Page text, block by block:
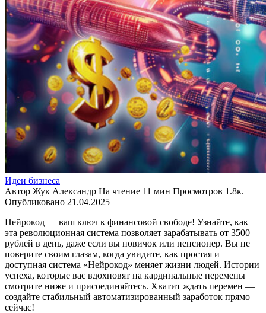
Идеи бизнеса
Автор Жук Александр На чтение 11 мин Просмотров 1.8к.
Опубликовано 21.04.2025
Нейрокод — ваш ключ к финансовой свободе! Узнайте, как
эта революционная система позволяет зарабатывать от 3500
рублей в день, даже если вы новичок или пенсионер. Вы не
поверите своим глазам, когда увидите, как простая и
доступная система «Нейрокод» меняет жизни людей. Истории
успеха, которые вас вдохновят на кардинальные перемены
смотрите ниже и присоединяйтесь. Хватит ждать перемен —
создайте стабильный автоматизированный заработок прямо
сейчас!